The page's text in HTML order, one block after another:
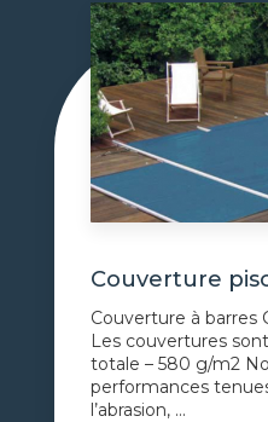
Couverture
Couverture à barres
Les couvertures
totale – 580 g/m2
performances
l’abrasion, ...